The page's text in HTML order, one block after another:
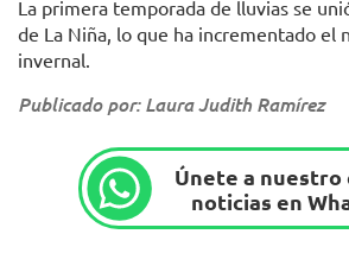
La primera temporada de lluvias se
de La Niña, lo que ha incrementado el
invernal.
Publicado por: Laura Judith Ramírez
Únete a nuestro
noticias en